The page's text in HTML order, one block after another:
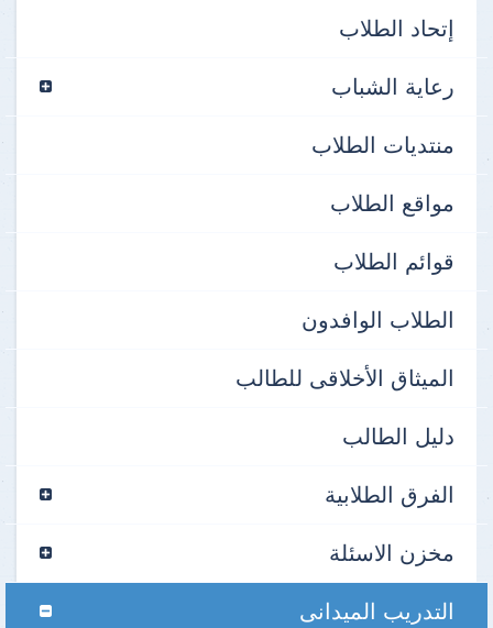
إتحاد الطلاب
رعاية الشباب
منتديات الطلاب
مواقع الطلاب
قوائم الطلاب
الطلاب الوافدون
الميثاق الأخلاقى للطالب
دليل الطالب
الفرق الطلابية
مخزن الاسئلة
التدريب الميدانى